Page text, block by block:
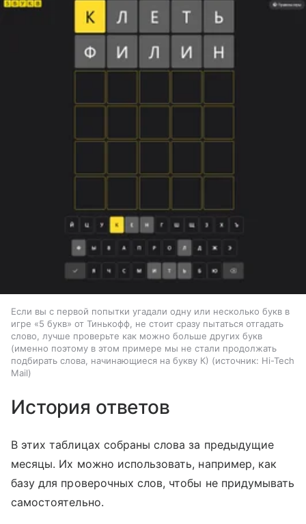
Если вы с первой попытки угадали одну или несколько букв в
игре «5 букв» от Тинькофф, не стоит сразу пытаться отгадать
слово, лучше проверьте как можно больше других букв
(именно поэтому в этом примере мы не стали продолжать
подбирать слова, начинающиеся на букву К)
источник: Hi-Tech
Mail
История ответов
В этих таблицах собраны слова за предыдущие
месяцы. Их можно использовать, например, как
базу для проверочных слов, чтобы не придумывать
самостоятельно.